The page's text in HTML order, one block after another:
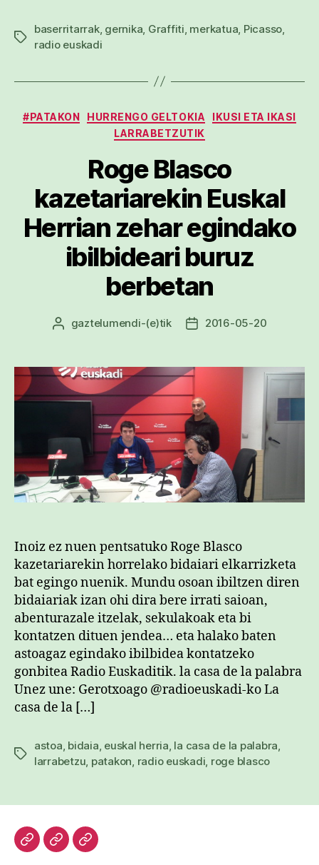
Etiketak
baserritarrak, gernika, Graffiti, merkatua, Picasso,
radio euskadi
Kategoriak
#PATAKON HURRENGO GELTOKIA
IKUSI ETA IKASI
LARRABETZUTIK
Roge Blasco
kazetariarekin Euskal
Herrian zehar egindako
ibilbideari buruz
berbetan
Argitalpenaren
gaztelumendi-(e)tik
Argitalpenaren
2016-05-20
Inoiz ez nuen pentsatuko Roge Blasco
kazetariarekin horrelako bidaiari elkarrizketa
bat egingo nuenik. Mundu osoan ibiltzen diren
bidaiariak izan ohi dira bere irrati saioan,
abenturazale itzelak, sekulakoak eta bi
kontatzen dituen jendea… eta halako baten
astoagaz egindako ibilbidea kontatzeko
gonbitea Radio Euskaditik. la casa de la palabra
Unez une: Gerotxoago @radioeuskadi-ko La
casa de la […]
Etiketak
astoa, bidaia, euskal herria, la casa de la palabra,
larrabetzu, patakon, radio euskadi, roge blasco
HasieraKazetari
Patxi